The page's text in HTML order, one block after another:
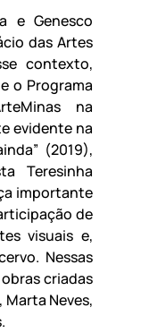
e Genesco
das Artes
contexto,
o Programa
na
evidente na
(2019),
Teresinha
importante
de
visuais e,
Nessas
criadas
Neves,